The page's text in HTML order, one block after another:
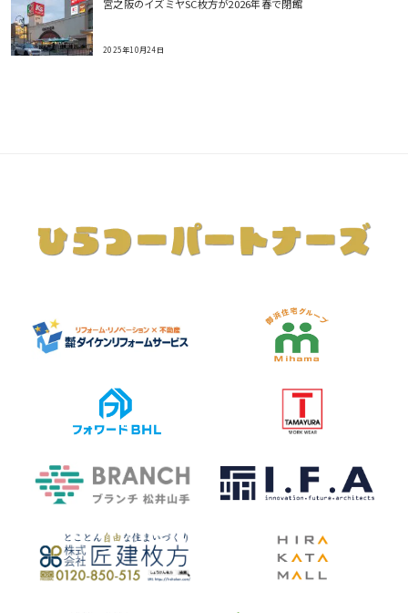
宮之阪のイズミヤSC枚方が2026年春で閉館
2025年10月24日